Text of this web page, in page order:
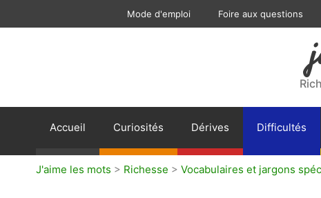
Mode d'emploi Foire aux questions
Accueil Curiosités Dérives Difficultés
J'aime les mots > Richesse > Vocabulaires et jargons